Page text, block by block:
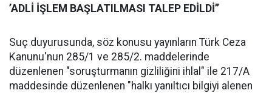
’ADLİ İŞLEM BAŞLATILMASI TALEP EDİLDİ’’
Suç duyurusunda, söz konusu yayınların Türk Ceza
Kanunu'nun 285/1 ve 285/2. maddelerinde
düzenlenen "soruşturmanın gizliliğini ihlal" ile 217/A
maddesinde düzenlenen "halkı yanıltıcı bilgiyi alenen